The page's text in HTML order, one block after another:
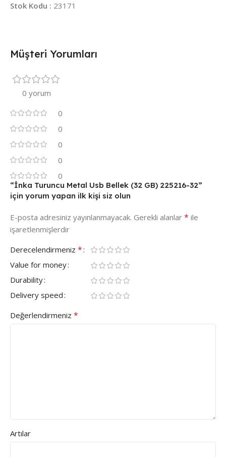
Stok Kodu : 23171
Müşteri Yorumları
0 yorum
0
0
0
0
0
“İnka Turuncu Metal Usb Bellek (32 GB) 225216-32”
için yorum yapan ilk kişi siz olun
E-posta adresiniz yayınlanmayacak. Gerekli alanlar * ile
işaretlenmişlerdir
Derecelendirmeniz *
Value for money
Durability
Delivery speed
Değerlendirmeniz *
Artılar